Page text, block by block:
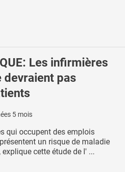
Les infirmières
devraient pas
5 mois
qui occupent des emplois
un risque de maladie
cette étude de l' ...